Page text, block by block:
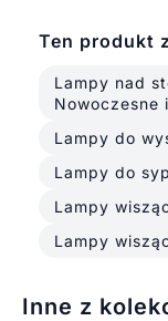
Ten produkt
Lampy nad
Nowoczesne
Lampy do
Lampy do
Lampy
Lampy
Inne z